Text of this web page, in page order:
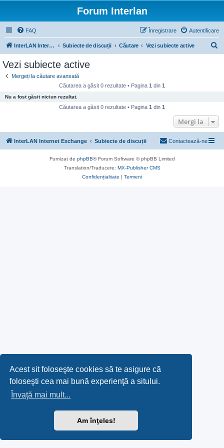
Acest sit foloseşte cookies să te asigure că
foloseşti cea mai bună experienţă a sitului.
Învaţă mai mult...
Am înţeles!
Forum Interlan
FAQ Autentificare
Înregistrare
InterLAN Internet Exchange Subiecte de discuții Căutare Vezi subiecte active
e
Vezi subiecte active
Mergeți la căutare avansată
Căutarea a găsit 0 rezultate • Pagina 1 din 1
Nu a fost găsit niciun rezultat.
Căutarea a găsit 0 rezultate • Pagina 1 din 1
Mergi la
InterLAN Internet Exchange Subiecte de discuții Contactează-ne
Furnizat de phpBB® Forum Software © phpBB Limited
Translation/Traducere: MX-Publisher CMS
Confidențialitate | Termeni